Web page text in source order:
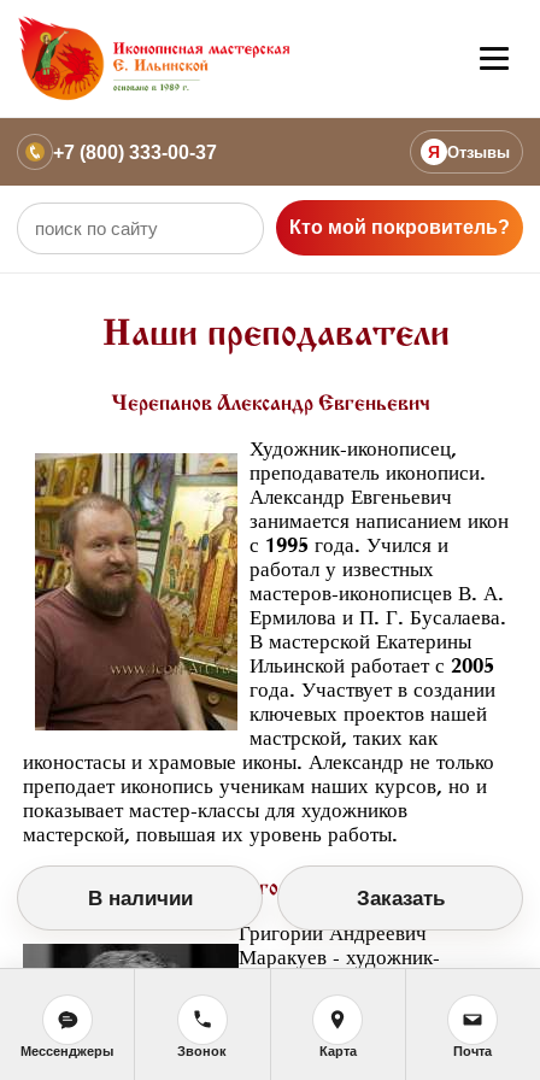
+7 (800) 333-00-37 Я Отзывы
Кто мой покровитель?
Наши преподаватели
Черепанов Александр Евгеньевич
Художник-иконописец,
преподаватель иконописи.
Александр Евгеньевич
занимается написанием икон
с 1995 года. Учился и
работал у известных
мастеров-иконописцев В. А.
Ермилова и П. Г. Бусалаева.
В мастерской Екатерины
Ильинской работает с 2005
года. Участвует в создании
ключевых проектов нашей
мастрской, таких как
иконостасы и храмовые иконы. Александр не только
преподает иконопись ученикам наших курсов, но и
показывает мастер-классы для художников
мастерской, повышая их уровень работы.
Маракуев Григорий Андреевич
Григорий Андреевич
Маракуев - художник-
международного класса,
мастер иконной
надписи. Автор учебного
В наличии Заказать
Мессенджеры Звонок Карта Почта